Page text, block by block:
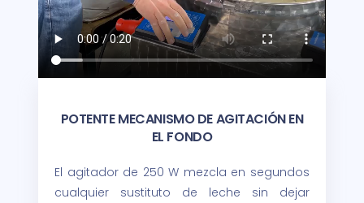
POTENTE MECANISMO DE AGITACIÓN EN
EL FONDO
El agitador de 250 W mezcla en segundos
cualquier sustituto de leche sin dejar